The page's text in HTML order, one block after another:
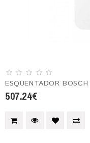
ESQUENTADOR
507.24€